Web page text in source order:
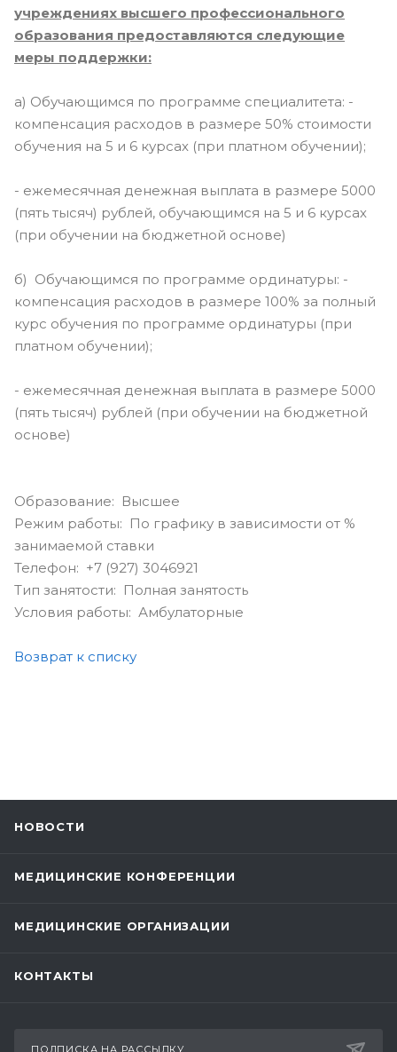
учреждениях высшего профессионального
образования предоставляются следующие
меры поддержки:
а) Обучающимся по программе специалитета: -
компенсация расходов в размере 50% стоимости
обучения на 5 и 6 курсах (при платном обучении);
- ежемесячная денежная выплата в размере 5000
(пять тысяч) рублей, обучающимся на 5 и 6 курсах
(при обучении на бюджетной основе)
б) Обучающимся по программе ординатуры: -
компенсация расходов в размере 100% за полный
курс обучения по программе ординатуры (при
платном обучении);
- ежемесячная денежная выплата в размере 5000
(пять тысяч) рублей (при обучении на бюджетной
основе)
Образование: Высшее
Режим работы: По графику в зависимости от %
занимаемой ставки
Телефон: +7 (927) 3046921
Тип занятости: Полная занятость
Условия работы: Амбулаторные
Возврат к списку
НОВОСТИ
МЕДИЦИНСКИЕ КОНФЕРЕНЦИИ
МЕДИЦИНСКИЕ ОРГАНИЗАЦИИ
КОНТАКТЫ
ПОДПИСКА НА РАССЫЛКУ